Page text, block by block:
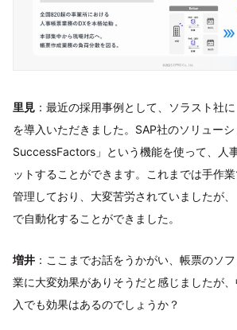
里見 ：最近の採用事例として、ソラスト社
を導入いただきました。SAP社のソリュー
SuccessFactors」という機能を使って、人
ットすることができます。これまでは手作
管理しており、大変苦労されていましたが、
で自動化することができました。
増井 ：ここまでお話をうかがい、帳票のソ
業に大変効果がありそうだと感じましたが
入でも効果はあるのでしょうか？